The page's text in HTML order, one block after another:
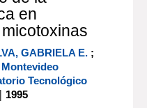
en
GABRIELA E. ;
Montevideo
Tecnológico
| 1995